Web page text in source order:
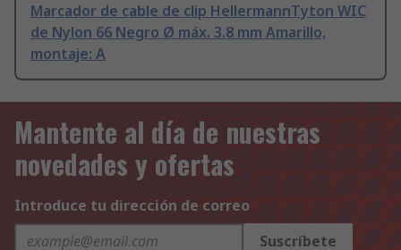
Marcador de cable de clip HellermannTyton WIC
de Nylon 66 Negro Ø máx. 3.8 mm Amarillo,
montaje: A
Mantente al día de nuestras
novedades y ofertas
Introduce tu dirección de correo
Suscríbete